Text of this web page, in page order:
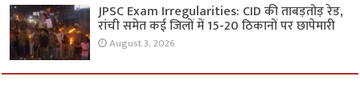
JPSC Exam Irregularities: CID की ताबड़तोड़ रेड,
रांची समेत कई जिलों में 15-20 ठिकानों पर छापेमारी
August 3, 2026